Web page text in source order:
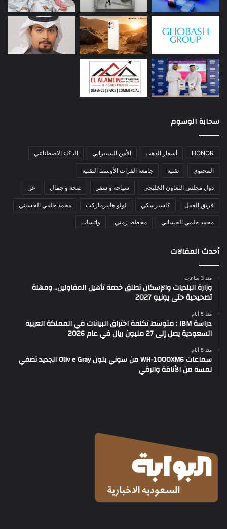
سحابة الوسوم
HONOR أسعار الذهب الأمن السيبراني الذكاء الاصطناعي
المحتوى تقنية جامعة الفرات الأوسط التقنية
دول مجلس التعاون الخليجي سياحة و سفر صحة و جمال عن
فريق العمل كاسبرسكي لولو هايبرماركت محمد جلمي الحساني
محمد حلمي الحساني مخطط زمني واتساب
أحدث المقالات
منذ 3 ساعات
وزارة البلديات والإسكان تطلق خدمة تأهيل المقاولين.. ومهلة
تصحيحية حتى يونيو 2027
منذ 5 أيام
دراسة IBM : متوسط تكلفة اختراق البيانات في المملكة العربية
السعودية يصل إلى 27 مليون ريال في عام 2026
منذ 5 أيام
سماعات WH-1000XM6 من سوني بلون Oliv e Gray الجديد تضفي
لمسة من الأناقة والرقي